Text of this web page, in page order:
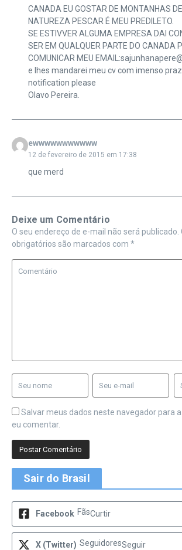
CANADA EU GOSTAR DE MONTANHAS
NATUREZA PESCAR É MEU PREDILETO.
SE ESTIVVER ALGUMA EMPRESA DAI
SER EM QUALQUER PARTE DO CANADA
COMUNICAR MEU
e lhes mandarei meu cv com imenso
notification please
Olavo Pereira.
ewwwwwwwwwww
12 de fevereiro de 2015 em 17:38
que merd
Deixe um Comentário
O seu endereço de e-mail não será publicado.
obrigatórios são marcados com *
Salvar meus dados neste navegador para
eu comentar.
Sair do Brasil
Facebook FãsCurtir
X (Twitter) SeguidoresSeguir